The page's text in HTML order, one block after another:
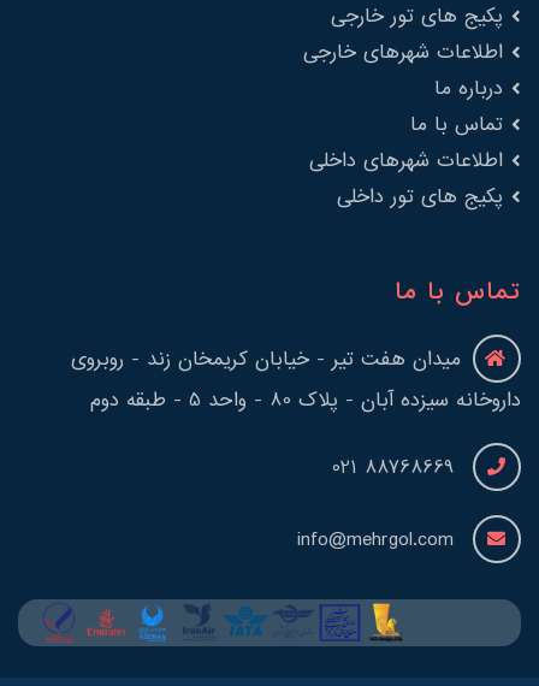
پکیج های تور خارجی
اطلاعات شهرهای خارجی
درباره ما
تماس با ما
اطلاعات شهرهای داخلی
پکیج های تور داخلی
تماس با ما
میدان هفت تیر - خیابان کریمخان زند - روبروی
داروخانه سیزده آبان - پلاک 80 - واحد 5 - طبقه دوم
88768669 021
info@mehrgol.com